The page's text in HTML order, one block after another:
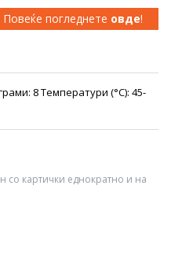
погледнете овде!
8 Температури (°C): 45-
со картички еднократно и на